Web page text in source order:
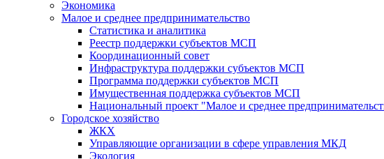
Экономика
Малое и среднее предпринимательство
Статистика и аналитика
Реестр поддержки субъектов МСП
Координационный совет
Инфраструктура поддержки субъектов МСП
Программа поддержки субъектов МСП
Имущественная поддержка субъектов МСП
Национальный проект "Малое и среднее
Городское хозяйство
ЖКХ
Управляющие организации в сфере управления МКД
Экология